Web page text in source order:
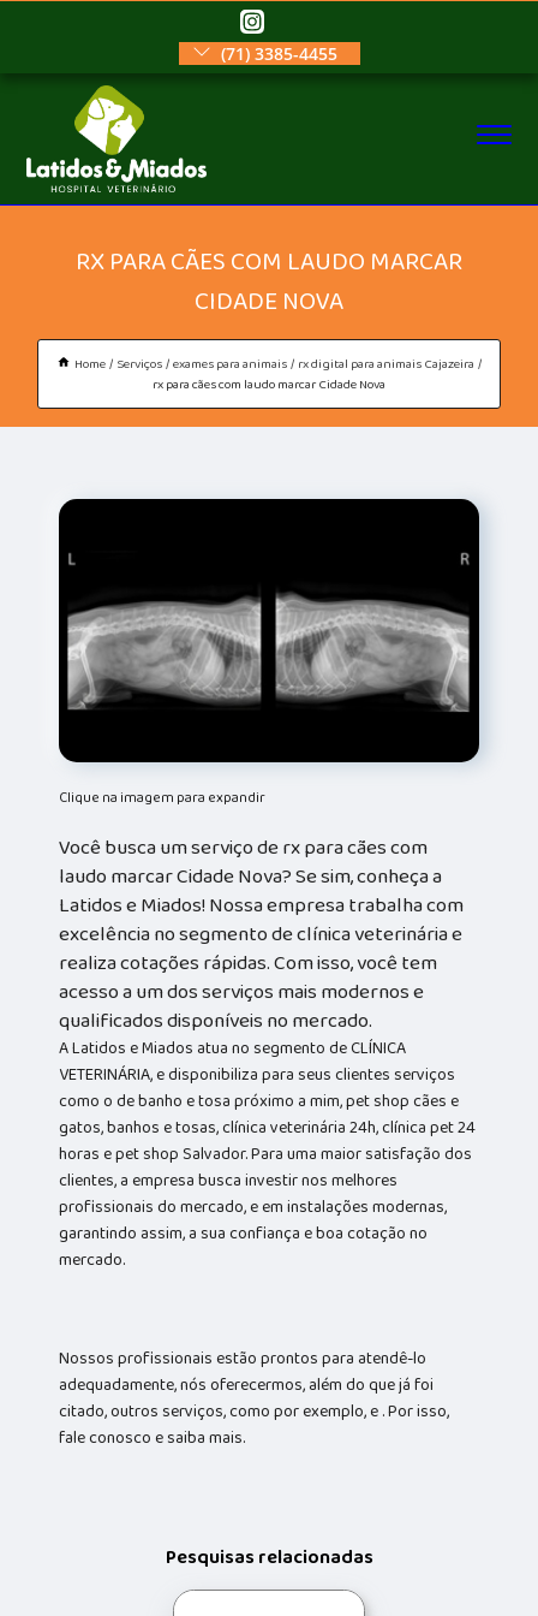
(71) 3385-4455
RX PARA CÃES COM LAUDO MARCAR
CIDADE NOVA
Home Serviços exames para animais rx digital para animais Cajazeira
rx para cães com laudo marcar Cidade Nova
Clique na imagem para expandir
Você busca um serviço de rx para cães com
laudo marcar Cidade Nova? Se sim, conheça a
Latidos e Miados! Nossa empresa trabalha com
excelência no segmento de clínica veterinária e
realiza cotações rápidas. Com isso, você tem
acesso a um dos serviços mais modernos e
qualificados disponíveis no mercado.
A Latidos e Miados atua no segmento de CLÍNICA
VETERINÁRIA, e disponibiliza para seus clientes serviços
como o de banho e tosa próximo a mim, pet shop cães e
gatos, banhos e tosas, clínica veterinária 24h, clínica pet 24
horas e pet shop Salvador. Para uma maior satisfação dos
clientes, a empresa busca investir nos melhores
profissionais do mercado, e em instalações modernas,
garantindo assim, a sua confiança e boa cotação no
mercado.
Nossos profissionais estão prontos para atendê-lo
adequadamente, nós oferecermos, além do que já foi
citado, outros serviços, como por exemplo, e . Por isso,
fale conosco e saiba mais.
Pesquisas relacionadas